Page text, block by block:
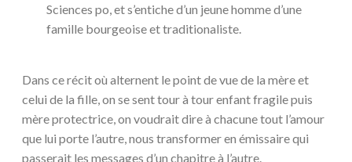
Sciences po, et s’entiche d’un jeune homme d’une
famille bourgeoise et traditionaliste.
Dans ce récit où alternent le point de vue de la mère et
celui de la fille, on se sent tour à tour enfant fragile puis
mère protectrice, on voudrait dire à chacune tout l’amour
que lui porte l’autre, nous transformer en émissaire qui
passerait les messages d’un chapitre à l’autre.